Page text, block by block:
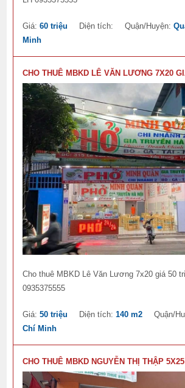
Giá:60 triệu Diện tích: Quận/Huyện:
Minh
CHO THUÊ MBKD LÊ VĂN LƯƠNG 7X20
Cho thuê MBKD Lê Văn Lương 7x20 giá 50
0935375555
Giá:50 triệu Diện tích:140 m2 Quận/
Chí Minh
CHO THUÊ MBKD NGUYỄN THỊ THẬP